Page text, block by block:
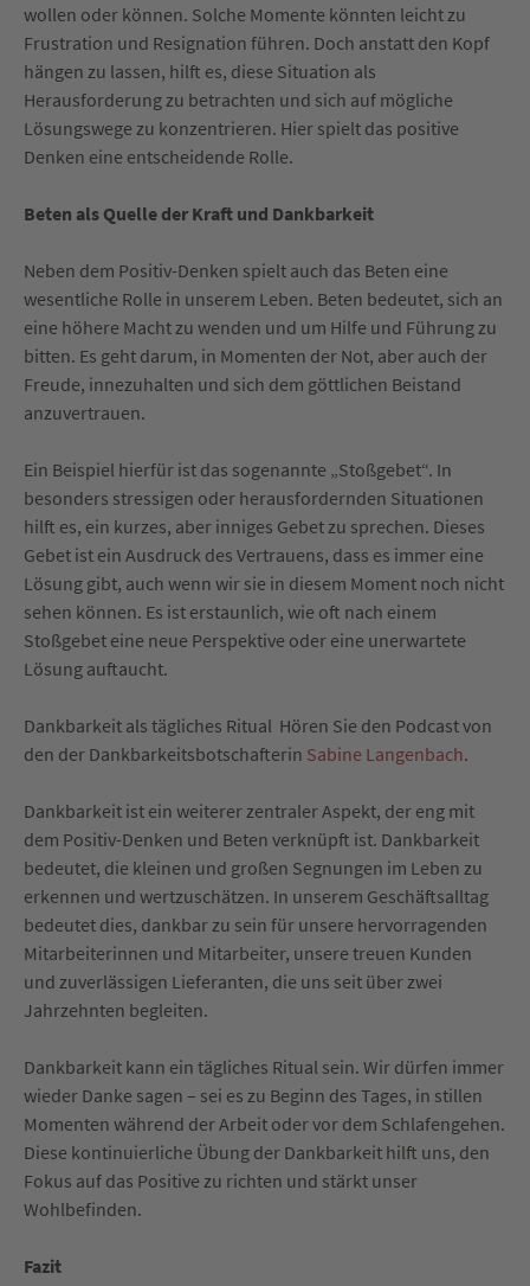
wollen oder können. Solche Momente könnten leicht zu
Frustration und Resignation führen. Doch anstatt den Kopf
hängen zu lassen, hilft es, diese Situation als
Herausforderung zu betrachten und sich auf mögliche
Lösungswege zu konzentrieren. Hier spielt das positive
Denken eine entscheidende Rolle.
Beten als Quelle der Kraft und Dankbarkeit
Neben dem Positiv-Denken spielt auch das Beten eine
wesentliche Rolle in unserem Leben. Beten bedeutet, sich an
eine höhere Macht zu wenden und um Hilfe und Führung zu
bitten. Es geht darum, in Momenten der Not, aber auch der
Freude, innezuhalten und sich dem göttlichen Beistand
anzuvertrauen.
Ein Beispiel hierfür ist das sogenannte „Stoßgebet“. In
besonders stressigen oder herausfordernden Situationen
hilft es, ein kurzes, aber inniges Gebet zu sprechen. Dieses
Gebet ist ein Ausdruck des Vertrauens, dass es immer eine
Lösung gibt, auch wenn wir sie in diesem Moment noch nicht
sehen können. Es ist erstaunlich, wie oft nach einem
Stoßgebet eine neue Perspektive oder eine unerwartete
Lösung auftaucht.
Dankbarkeit als tägliches Ritual Hören Sie den Podcast von
den der Dankbarkeitsbotschafterin Sabine Langenbach.
Dankbarkeit ist ein weiterer zentraler Aspekt, der eng mit
dem Positiv-Denken und Beten verknüpft ist. Dankbarkeit
bedeutet, die kleinen und großen Segnungen im Leben zu
erkennen und wertzuschätzen. In unserem Geschäftsalltag
bedeutet dies, dankbar zu sein für unsere hervorragenden
Mitarbeiterinnen und Mitarbeiter, unsere treuen Kunden
und zuverlässigen Lieferanten, die uns seit über zwei
Jahrzehnten begleiten.
Dankbarkeit kann ein tägliches Ritual sein. Wir dürfen immer
wieder Danke sagen – sei es zu Beginn des Tages, in stillen
Momenten während der Arbeit oder vor dem Schlafengehen.
Diese kontinuierliche Übung der Dankbarkeit hilft uns, den
Fokus auf das Positive zu richten und stärkt unser
Wohlbefinden.
Fazit